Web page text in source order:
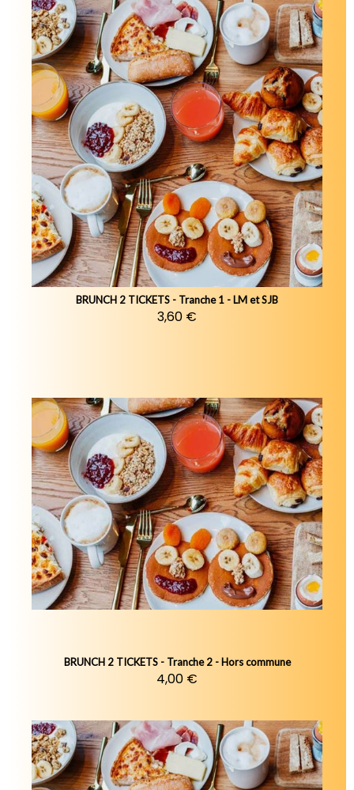
BRUNCH 2 TICKETS - Tranche 1 - LM et SJB
3,60 €
BRUNCH 2 TICKETS - Tranche 2 - Hors commune
4,00 €